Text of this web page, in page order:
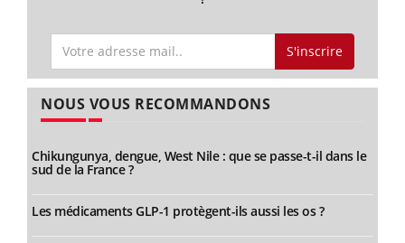
S'inscrire
NOUS VOUS RECOMMANDONS
Chikungunya, dengue, West Nile : que se passe-t-il dans le
sud de la France ?
Les médicaments GLP-1 protègent-ils aussi les os ?